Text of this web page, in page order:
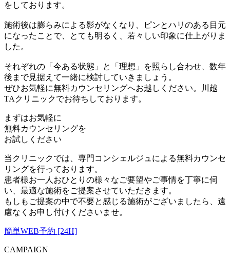
をしております。
施術後は膨らみによる影がなくなり、ピンとハリのある目元
になったことで、とても明るく、若々しい印象に仕上がりま
した。
それぞれの「今ある状態」と「理想」を照らし合わせ、数年
後まで見据えて一緒に検討していきましょう。
ぜひお気軽に無料カウンセリングへお越しください。川越
TAクリニックでお待ちしております。
まずはお気軽に
無料カウンセリングを
お試しください
当クリニックでは、専門コンシェルジュによる無料カウンセ
リングを行っております。
患者様お一人おひとりの様々なご要望やご事情を丁寧に伺
い、最適な施術をご提案させていただきます。
もしもご提案の中で不要と感じる施術がございましたら、遠
慮なくお申し付けくださいませ。
簡単WEB予約 [24H]
CAMPAIGN